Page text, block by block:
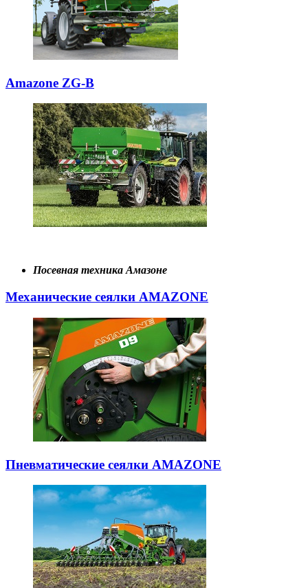
Amazone ZG-B
Посевная техника Амазоне
Механические сеялки AMAZONE
Пневматические сеялки AMAZONE